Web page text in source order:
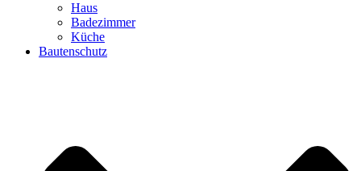
Haus
Badezimmer
Küche
Bautenschutz